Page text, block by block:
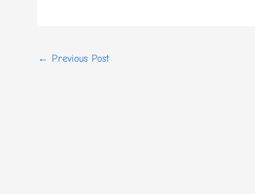
← Previous Post